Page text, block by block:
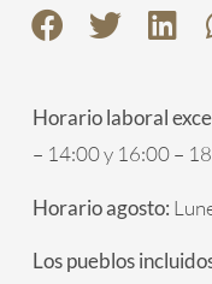
Horario laboral
– 14:00 y 16:00 –
Horario agosto:
Los pueblos